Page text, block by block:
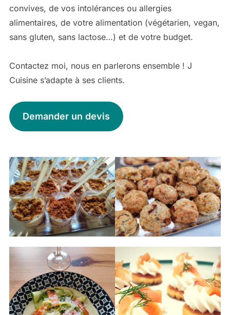
convives, de vos intolérances ou allergies
alimentaires, de votre alimentation (végétarien, vegan,
sans gluten, sans lactose…) et de votre budget.
Contactez moi, nous en parlerons ensemble ! J
Cuisine s’adapte à ses clients.
Demander un devis